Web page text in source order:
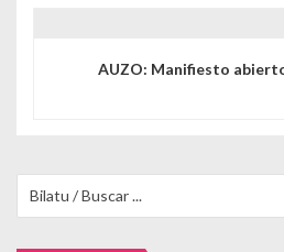
AUZO: Manifiesto